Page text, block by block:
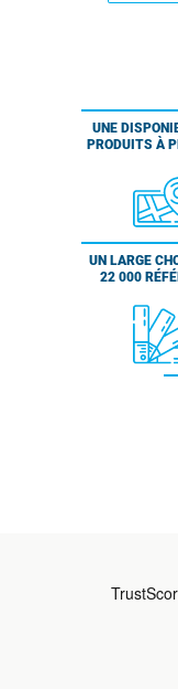
UNE
PRODUITS À
UN LARGE
22 000